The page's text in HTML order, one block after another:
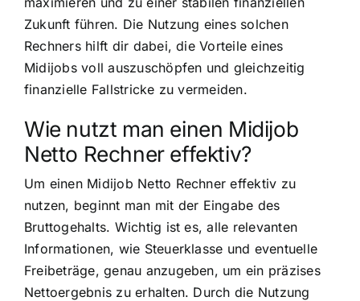
Zukunft führen. Die Nutzung eines solchen
Rechners hilft dir dabei, die Vorteile eines
Midijobs voll auszuschöpfen und gleichzeitig
finanzielle Fallstricke zu vermeiden.
Wie nutzt man einen Midijob
Netto Rechner effektiv?
Um einen Midijob Netto Rechner effektiv zu
nutzen, beginnt man mit der Eingabe des
Bruttogehalts. Wichtig ist es, alle relevanten
Informationen, wie Steuerklasse und eventuelle
Freibeträge, genau anzugeben, um ein präzises
Nettoergebnis zu erhalten. Durch die Nutzung